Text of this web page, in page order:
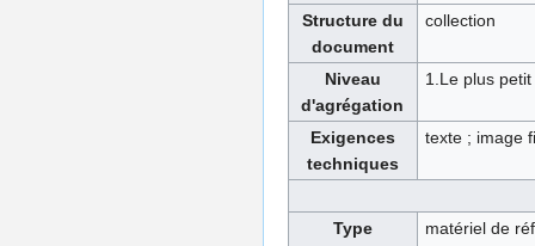
Structure du
document
collection
Niveau
d'agrégation
1.Le plus
Exigences
techniques
texte ; image
Type
matériel de